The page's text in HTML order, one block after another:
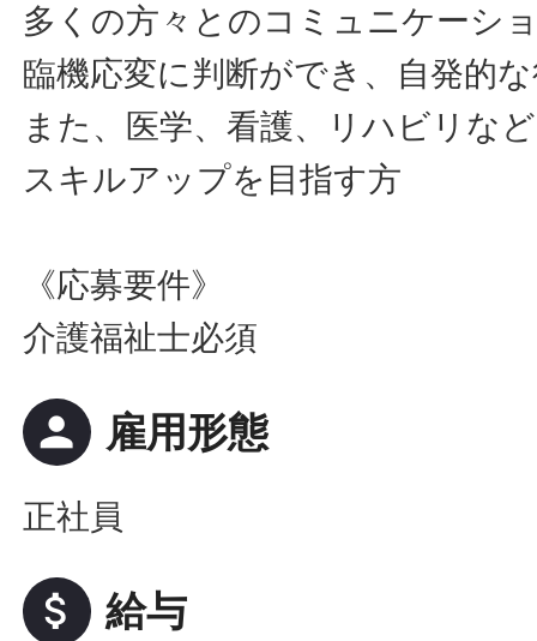
多くの方々とのコミュニケーシ
臨機応変に判断ができ、自発的
また、医学、看護、リハビリな
スキルアップを目指す方
《応募要件》
介護福祉士必須
person 雇用形態
正社員
attach_money 給与